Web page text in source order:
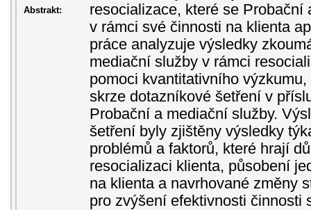
Abstrakt:
resocializace, které se Probační
v rámci své činnosti na klienta
práce analyzuje výsledky
mediační služby v rámci
pomoci kvantitativního
skrze dotazníkové šetření v
Probační a mediační služby.
šetření byly zjištěny výsledky
problémů a faktorů, které hrají
resocializaci klienta, působení
na klienta a navrhované změny
pro zvýšení efektivnosti činnosti